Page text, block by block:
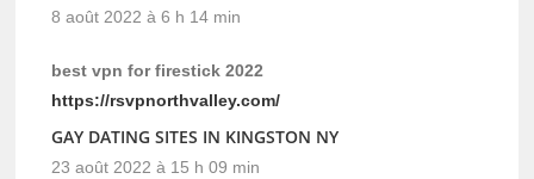
8 août 2022 à 6 h 14 min
best vpn for firestick 2022
https://rsvpnorthvalley.com/
GAY DATING SITES IN KINGSTON NY
23 août 2022 à 15 h 09 min